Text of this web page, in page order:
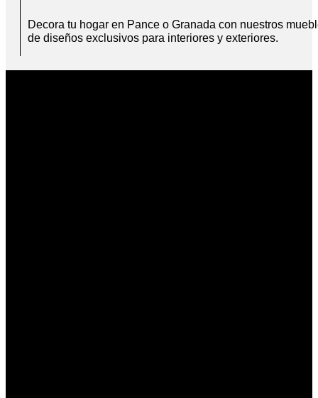
Decora tu hogar en Pance o Granada con nuestros
de diseños exclusivos para interiores y exteriores.